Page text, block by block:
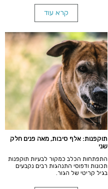
לצערינו המחלה הגיעה לאזורינו. מספר
כלבים נגועים התגלו בעומר ובערד. חשוב
לדעת מה גורם המחלה ודרכי
קרא עוד
תוקפנות: אלף סיבות, מאה פנים חלק
שני
התפתחות הכלב כמקור לבעיות תוקפנות
תכונות ודפוסי התנהגות רבים נקבעים
בגיל קריטי של הגור.